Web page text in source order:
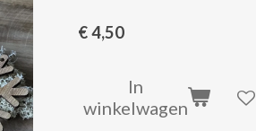
€ 4,50
In
winkelwagen